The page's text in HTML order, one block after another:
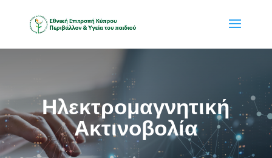
Ηλεκτρομαγνητική
Ακτινοβολία